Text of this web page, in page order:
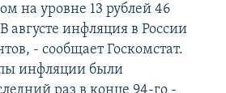
на уровне 13 рублей 46
августе инфляция в России
- сообщает Госкомстат.
инфляции были